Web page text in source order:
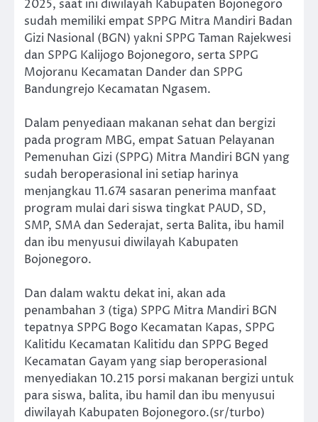
2025, saat ini diwilayah Kabupaten Bojonegoro
sudah memiliki empat SPPG Mitra Mandiri Badan
Gizi Nasional (BGN) yakni SPPG Taman Rajekwesi
dan SPPG Kalijogo Bojonegoro, serta SPPG
Mojoranu Kecamatan Dander dan SPPG
Bandungrejo Kecamatan Ngasem.
Dalam penyediaan makanan sehat dan bergizi
pada program MBG, empat Satuan Pelayanan
Pemenuhan Gizi (SPPG) Mitra Mandiri BGN yang
sudah beroperasional ini setiap harinya
menjangkau 11.674 sasaran penerima manfaat
program mulai dari siswa tingkat PAUD, SD,
SMP, SMA dan Sederajat, serta Balita, ibu hamil
dan ibu menyusui diwilayah Kabupaten
Bojonegoro.
Dan dalam waktu dekat ini, akan ada
penambahan 3 (tiga) SPPG Mitra Mandiri BGN
tepatnya SPPG Bogo Kecamatan Kapas, SPPG
Kalitidu Kecamatan Kalitidu dan SPPG Beged
Kecamatan Gayam yang siap beroperasional
menyediakan 10.215 porsi makanan bergizi untuk
para siswa, balita, ibu hamil dan ibu menyusui
diwilayah Kabupaten Bojonegoro.(sr/turbo)